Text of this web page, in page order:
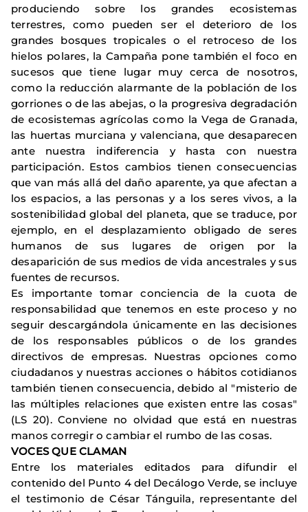
produciendo sobre los grandes ecosistemas
terrestres, como pueden ser el deterioro de los
grandes bosques tropicales o el retroceso de los
hielos polares, la Campaña pone también el foco en
sucesos que tiene lugar muy cerca de nosotros,
como la reducción alarmante de la población de los
gorriones o de las abejas, o la progresiva degradación
de ecosistemas agrícolas como la Vega de Granada,
las huertas murciana y valenciana, que desaparecen
ante nuestra indiferencia y hasta con nuestra
participación. Estos cambios tienen consecuencias
que van más allá del daño aparente, ya que afectan a
los espacios, a las personas y a los seres vivos, a la
sostenibilidad global del planeta, que se traduce, por
ejemplo, en el desplazamiento obligado de seres
humanos de sus lugares de origen por la
desaparición de sus medios de vida ancestrales y sus
fuentes de recursos.
Es importante tomar conciencia de la cuota de
responsabilidad que tenemos en este proceso y no
seguir descargándola únicamente en las decisiones
de los responsables públicos o de los grandes
directivos de empresas. Nuestras opciones como
ciudadanos y nuestras acciones o hábitos cotidianos
también tienen consecuencia, debido al "misterio de
las múltiples relaciones que existen entre las cosas"
(LS 20). Conviene no olvidad que está en nuestras
manos corregir o cambiar el rumbo de las cosas.
VOCES QUE CLAMAN
Entre los materiales editados para difundir el
contenido del Punto 4 del Decálogo Verde, se incluye
el testimonio de César Tánguila, representante del